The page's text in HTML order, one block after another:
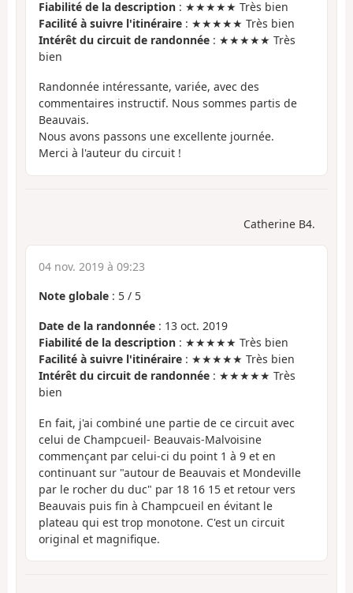
Fiabilité de la description : ★★★★★ Très bien
Facilité à suivre l'itinéraire : ★★★★★ Très bien
Intérêt du circuit de randonnée : ★★★★★ Très
bien
Randonnée intéressante, variée, avec des
commentaires instructif. Nous sommes partis de
Beauvais.
Nous avons passons une excellente journée.
Merci à l'auteur du circuit !
Catherine B4.
04 nov. 2019 à 09:23
Note globale : 5 / 5
Date de la randonnée : 13 oct. 2019
Fiabilité de la description : ★★★★★ Très bien
Facilité à suivre l'itinéraire : ★★★★★ Très bien
Intérêt du circuit de randonnée : ★★★★★ Très
bien
En fait, j'ai combiné une partie de ce circuit avec
celui de Champcueil- Beauvais-Malvoisine
commençant par celui-ci du point 1 à 9 et en
continuant sur "autour de Beauvais et Mondeville
par le rocher du duc" par 18 16 15 et retour vers
Beauvais puis fin à Champcueil en évitant le
plateau qui est trop monotone. C'est un circuit
original et magnifique.